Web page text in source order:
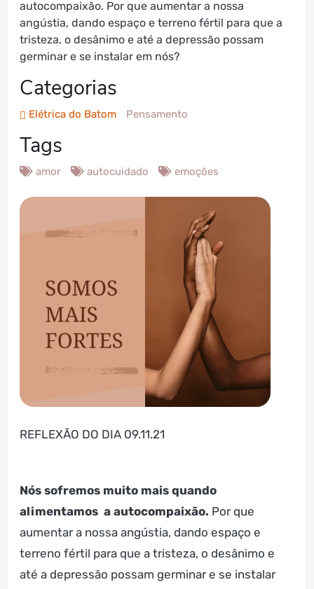
autocompaixão. Por que aumentar a nossa
angústia, dando espaço e terreno fértil para que a
tristeza, o desânimo e até a depressão possam
germinar e se instalar em nós?
Categorias
Elétrica do Batom Pensamento
Tags
amor autocuidado emoções
REFLEXÃO DO DIA 09.11.21
Nós sofremos muito mais quando
alimentamos a autocompaixão. Por que
aumentar a nossa angústia, dando espaço e
terreno fértil para que a tristeza, o desânimo e
até a depressão possam germinar e se instalar